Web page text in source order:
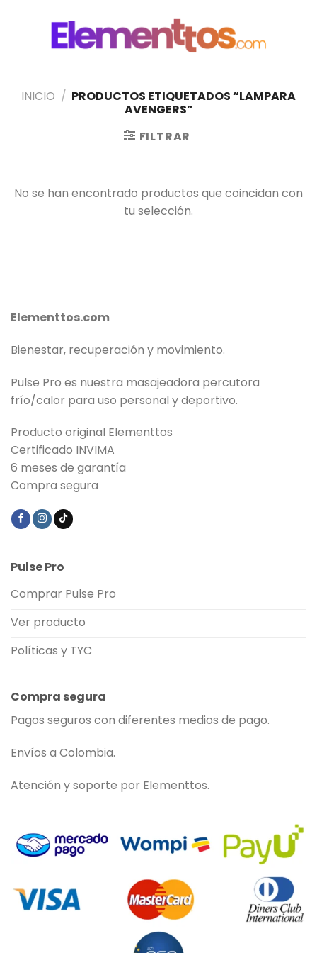
INICIO / PRODUCTOS ETIQUETADOS “LAMPARA
AVENGERS”
FILTRAR
No se han encontrado productos que coincidan con
tu selección.
Elementtos.com
Bienestar, recuperación y movimiento.
Pulse Pro es nuestra masajeadora percutora
frío/calor para uso personal y deportivo.
Producto original Elementtos
Certificado INVIMA
6 meses de garantía
Compra segura
Pulse Pro
Comprar Pulse Pro
Ver producto
Políticas y TYC
Compra segura
Pagos seguros con diferentes medios de pago.
Envíos a Colombia.
Atención y soporte por Elementtos.